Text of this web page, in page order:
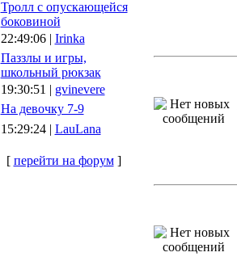
Тролл с опускающейся
боковиной
22:49:06 | Irinka
Паззлы и игры,
школьный рюкзак
19:30:51 | gvinevere
Hа девочку 7-9
15:29:24 | LauLana
[ перейти на форум]